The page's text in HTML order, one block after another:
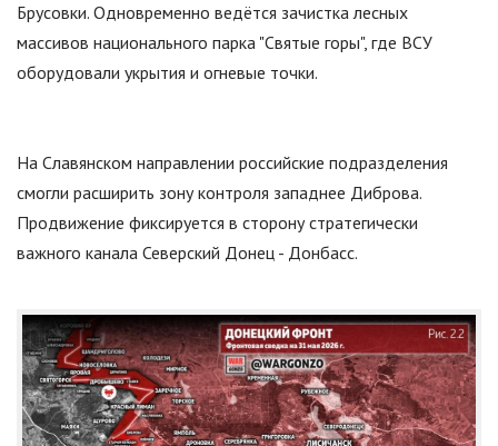
Брусовки. Одновременно ведётся зачистка лесных
массивов национального парка "Святые горы", где ВСУ
оборудовали укрытия и огневые точки.
На Славянском направлении российские подразделения
смогли расширить зону контроля западнее Диброва.
Продвижение фиксируется в сторону стратегически
важного канала Северский Донец - Донбасс.